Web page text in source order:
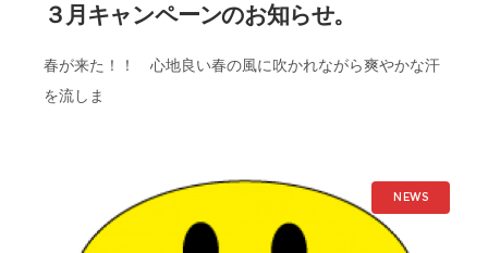
３月キャンペーンのお知らせ。
春が来た！！ 心地良い春の風に吹かれながら爽やかな汗
を流しま
NEWS